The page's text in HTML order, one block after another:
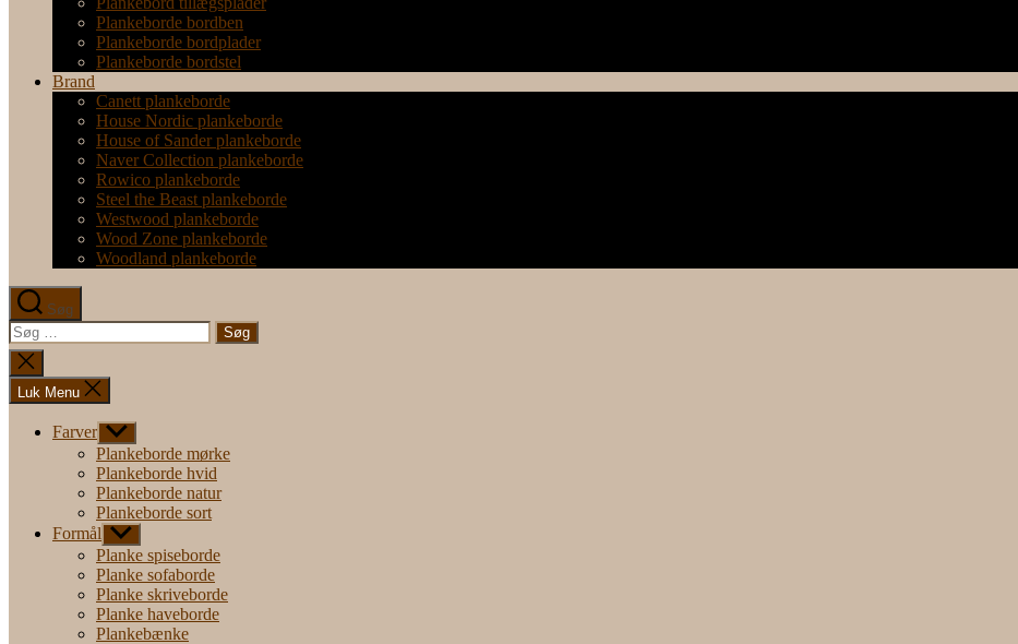
Plankeborde bordben
Plankeborde bordplader
Plankeborde bordstel
Brand
Canett plankeborde
House Nordic plankeborde
House of Sander plankeborde
Naver Collection plankeborde
Rowico plankeborde
Steel the Beast plankeborde
Westwood plankeborde
Wood Zone plankeborde
Woodland plankeborde
Søg
Søg
efter:
Luk
søgning
Luk Menu
Farver Vis
undermenu
Plankeborde mørke
Plankeborde hvid
Plankeborde natur
Plankeborde sort
Formål Vis
undermenu
Planke spiseborde
Planke sofaborde
Planke skriveborde
Planke haveborde
Plankebænke